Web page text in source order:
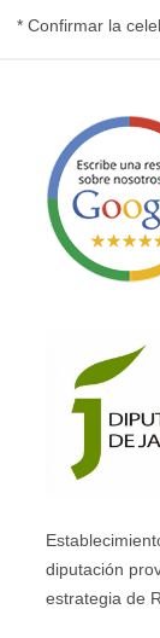
* Confirmar la
diputación
estrategia de